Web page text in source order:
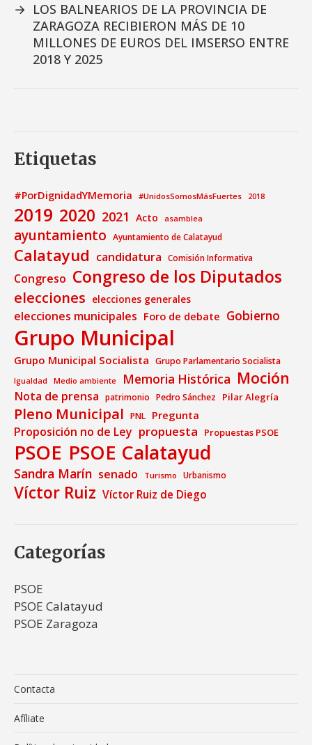
→ LOS BALNEARIOS DE LA PROVINCIA DE
ZARAGOZA RECIBIERON MÁS DE 10
MILLONES DE EUROS DEL IMSERSO ENTRE
2018 Y 2025
Etiquetas
#PorDignidadYMemoria #UnidosSomosMásFuertes 2018
2019 2020 2021 Acto asamblea
ayuntamiento Ayuntamiento de Calatayud
Calatayud candidatura Comisión Informativa
Congreso Congreso de los Diputados
elecciones elecciones generales
elecciones municipales Foro de debate Gobierno
Grupo Municipal
Grupo Municipal Socialista Grupo Parlamentario Socialista
Igualdad Medio ambiente Memoria Histórica Moción
Nota de prensa patrimonio Pedro Sánchez Pilar Alegría
Pleno Municipal PNL Pregunta
Proposición no de Ley propuesta Propuestas PSOE
PSOE PSOE Calatayud
Sandra Marín senado Turismo Urbanismo
Víctor Ruiz Víctor Ruiz de Diego
Categorías
PSOE
PSOE Calatayud
PSOE Zaragoza
Contacta
Afíliate